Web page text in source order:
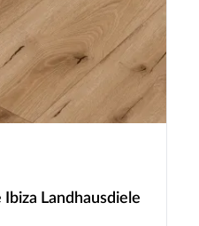
Landhausdiele